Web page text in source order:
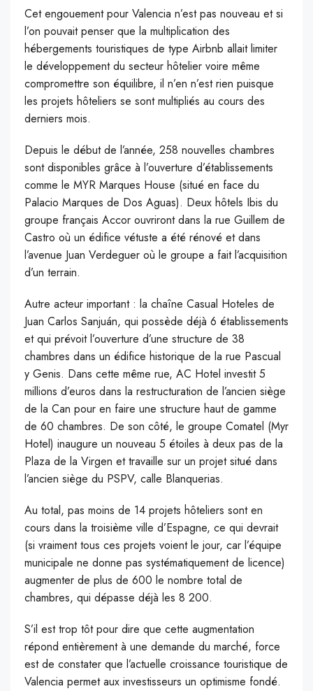
Cet engouement pour Valencia n’est pas nouveau et si
l’on pouvait penser que la multiplication des
hébergements touristiques de type Airbnb allait limiter
le développement du secteur hôtelier voire même
compromettre son équilibre, il n’en n’est rien puisque
les projets hôteliers se sont multipliés au cours des
derniers mois.
Depuis le début de l’année, 258 nouvelles chambres
sont disponibles grâce à l’ouverture d’établissements
comme le MYR Marques House (situé en face du
Palacio Marques de Dos Aguas). Deux hôtels Ibis du
groupe français Accor ouvriront dans la rue Guillem de
Castro où un édifice vétuste a été rénové et dans
l’avenue Juan Verdeguer où le groupe a fait l’acquisition
d’un terrain.
Autre acteur important : la chaîne Casual Hoteles de
Juan Carlos Sanjuán, qui possède déjà 6 établissements
et qui prévoit l’ouverture d’une structure de 38
chambres dans un édifice historique de la rue Pascual
y Genis. Dans cette même rue, AC Hotel investit 5
millions d’euros dans la restructuration de l’ancien siège
de la Can pour en faire une structure haut de gamme
de 60 chambres. De son côté, le groupe Comatel (Myr
Hotel) inaugure un nouveau 5 étoiles à deux pas de la
Plaza de la Virgen et travaille sur un projet situé dans
l’ancien siège du PSPV, calle Blanquerias.
Au total, pas moins de 14 projets hôteliers sont en
cours dans la troisième ville d’Espagne, ce qui devrait
(si vraiment tous ces projets voient le jour, car l’équipe
municipale ne donne pas systématiquement de licence)
augmenter de plus de 600 le nombre total de
chambres, qui dépasse déjà les 8 200.
S’il est trop tôt pour dire que cette augmentation
répond entièrement à une demande du marché, force
est de constater que l’actuelle croissance touristique de
Valencia permet aux investisseurs un optimisme fondé.